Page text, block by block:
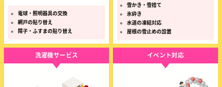
電球・照明器具の交換
網戸の貼り替え
障子・ふすまの貼り替え
雪かき・雪捨て
氷砕き
水道の凍結対応
屋根の雪止めの設置
洗濯機サービス イベント対応